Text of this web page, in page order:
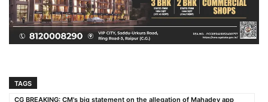
TAGS
CG BREAKING: CM's big statement on the allegation of Mahadev app